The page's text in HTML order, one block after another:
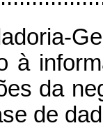
à
da
de